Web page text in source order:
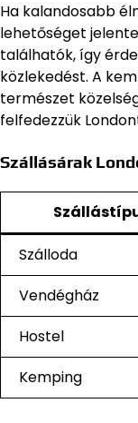
Ha kalandosabb
lehetőséget
találhatók, így
közlekedést. A
természet
felfedezzük
Szállásárak
Szálloda
Vendégház
Hostel
Kemping